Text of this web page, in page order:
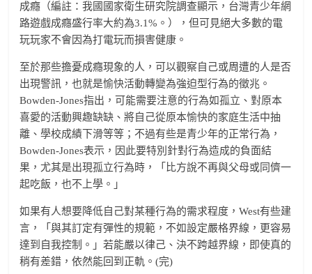
成癮（編註：我國國家衛生研究院調查顯示，台灣青少年網
路遊戲成癮盛行率大約為3.1%。），但可見絕大多數的電
玩玩家不會因為打電玩而損害健康。
至於那些擔憂成癮現象的人，可以觀察自己或周遭的人是否
出現警訊，也就是愉快活動轉變為強迫型行為的徵兆。
Bowden-Jones指出，可能需要注意的行為如孤立、對原本
喜愛的活動興趣缺缺、將自己從原本愉快的家庭生活中抽
離、學校成績下滑等等；不過有些是青少年的正常行為，
Bowden-Jones表示，因此要特別針對行為造成的負面結
果，尤其是出現孤立行為時，「比方說不再與父母或同儕一
起吃飯，也不上學。」
如果有人想要降低自己對某種行為的需求程度，West有些建
言，「與其訂定有彈性的規範，不如設定嚴格界線，更容易
達到自我控制。」若能嚴以律己、決不跨越界線，即使真的
稍有差錯，依然能回到正軌。(完)